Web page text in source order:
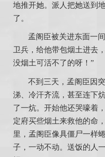
地推开她。派人把她送到
了。
孟阁臣被关进东面一
卫兵，给他带包烟土进去
没烟土可活不了的呀！”
不到三天，孟阁臣因
涕、冷汗齐流，甚至连下
了一炕。开始他还哭嚎着
定府买些烟土来救他的命
里，孟阁臣像具僵尸一样
子，一动不动。送饭的人